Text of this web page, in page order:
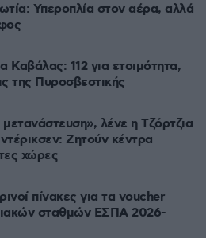
αλλά
112 για ετοιμότητα,
της Πυροσβεστικής
λένε η Τζόρτζια
Ζητούν κέντρα
χώρες
πίνακες για τα voucher
σταθμών ΕΣΠΑ 2026-